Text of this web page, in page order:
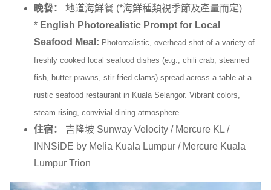
晚餐：
地道海鮮餐 (*海鮮種類視季節及產量而定)
* English Photorealistic Prompt for Local
Seafood Meal: Photorealistic, overhead shot of a variety of
freshly cooked local seafood dishes (e.g., chili crab, steamed
fish, butter prawns, stir-fried clams) spread across a table at a
rustic seafood restaurant in Kuala Selangor. Vibrant colors,
steam rising, convivial dining atmosphere.
住宿：
吉隆坡 Sunway Velocity / Mercure KL /
INNSiDE by Melia Kuala Lumpur / Mercure Kuala
Lumpur Trion